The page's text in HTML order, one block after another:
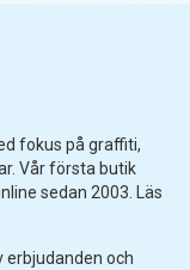
fokus på graffiti,
Vår första butik
sedan 2003. Läs
erbjudanden och